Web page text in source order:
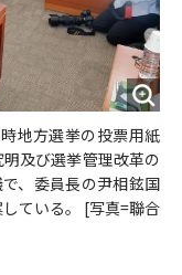
地方選挙の投票用紙
及び選挙管理改革の
、委員長の尹相鉉国
ている。 [写真=聯合